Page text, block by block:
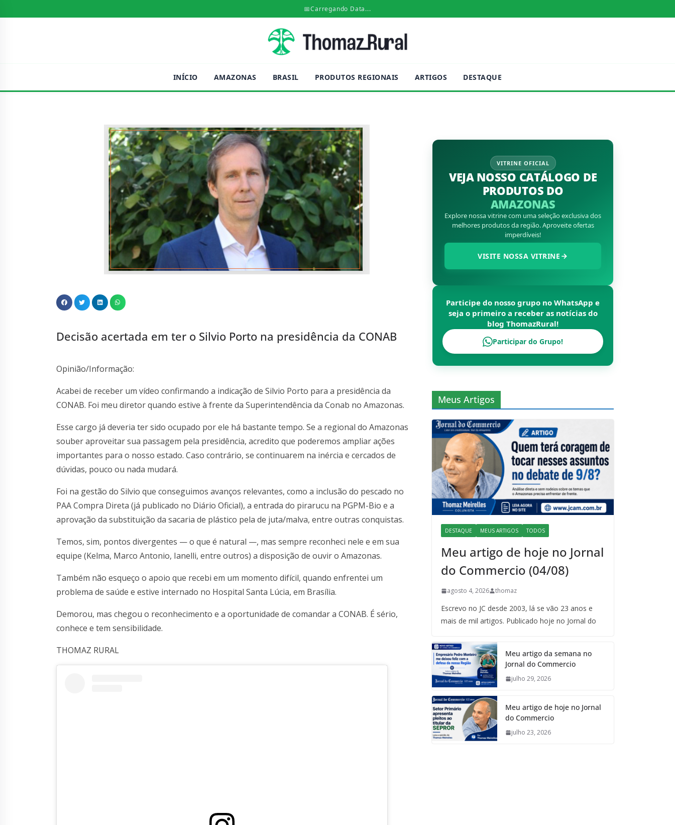
📅Carregando Data...
INÍCIO AMAZONAS BRASIL PRODUTOS REGIONAIS ARTIGOS DESTAQUE
Decisão acertada em ter o Silvio Porto na presidência da CONAB
Opinião/Informação:
Acabei de receber um vídeo confirmando a indicação de Silvio Porto para a presidência da
CONAB. Foi meu diretor quando estive à frente da Superintendência da Conab no Amazonas.
Esse cargo já deveria ter sido ocupado por ele há bastante tempo. Se a regional do Amazonas
souber aproveitar sua passagem pela presidência, acredito que poderemos ampliar ações
importantes para o nosso estado. Caso contrário, se continuarem na inércia e cercados de
dúvidas, pouco ou nada mudará.
Foi na gestão do Silvio que conseguimos avanços relevantes, como a inclusão do pescado no
PAA Compra Direta (já publicado no Diário Oficial), a entrada do pirarucu na PGPM-Bio e a
aprovação da substituição da sacaria de plástico pela de juta/malva, entre outras conquistas.
Temos, sim, pontos divergentes — o que é natural —, mas sempre reconheci nele e em sua
equipe (Kelma, Marco Antonio, Ianelli, entre outros) a disposição de ouvir o Amazonas.
Também não esqueço o apoio que recebi em um momento difícil, quando enfrentei um
problema de saúde e estive internado no Hospital Santa Lúcia, em Brasília.
Demorou, mas chegou o reconhecimento e a oportunidade de comandar a CONAB. É sério,
conhece e tem sensibilidade.
THOMAZ RURAL
VITRINE OFICIAL
VEJA NOSSO CATÁLOGO DE
PRODUTOS DO
AMAZONAS
Explore nossa vitrine com uma seleção exclusiva dos
melhores produtos da região. Aproveite ofertas
imperdíveis!
VISITE NOSSA VITRINE
Participe do nosso grupo no WhatsApp e
seja o primeiro a receber as notícias do
blogThomazRural!
Participar do Grupo!
Meus Artigos
DESTAQUE MEUS ARTIGOS TODOS
Meu artigo de hoje no Jornal
do Commercio (04/08)
agosto 4, 2026 thomaz
Escrevo no JC desde 2003, lá se vão 23 anos e
mais de mil artigos. Publicado hoje no Jornal do
Meu artigo da semana no
Jornal do Commercio
julho 29, 2026
Meu artigo de hoje no Jornal
do Commercio
julho 23, 2026